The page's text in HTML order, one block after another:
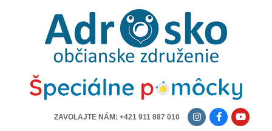
ADROSKO
OBČIANSKE
ZDRUŽENIE
ZAVOLAJTE NÁM: +421 911 887 010